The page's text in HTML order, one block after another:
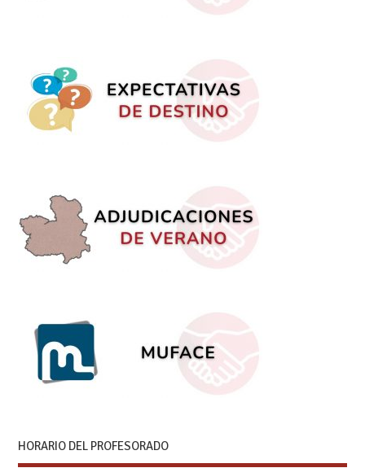
HORARIO DEL PROFESORADO